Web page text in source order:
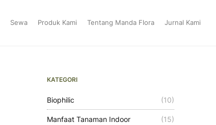
Sewa Produk Kami Tentang Manda Flora Jurnal Kami
KATEGORI
Biophilic (10)
Manfaat Tanaman Indoor (15)